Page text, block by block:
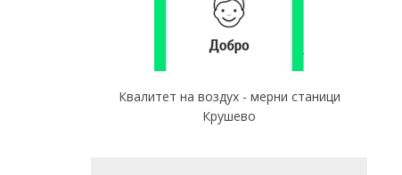
Квалитет на воздух - мерни станици
Крушево